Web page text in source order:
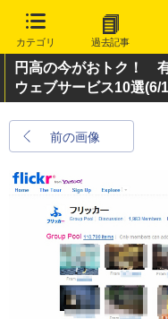
カテゴリ 過去記事
円高の今がおトク！
ウェブサービス10選(6/
前の画像